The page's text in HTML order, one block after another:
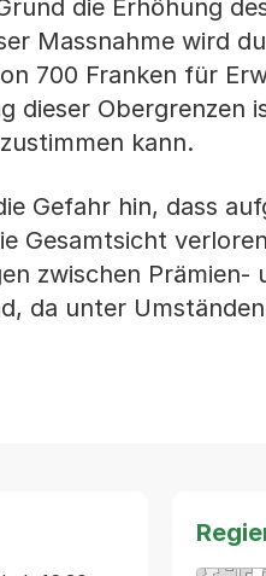
die Erhöhung
Massnahme wird
700 Franken für
dieser Obergrenzen
kann.
Gefahr hin, dass
Gesamtsicht
zwischen Prämien-
da unter